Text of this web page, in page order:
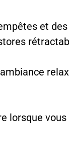
et
lorsque